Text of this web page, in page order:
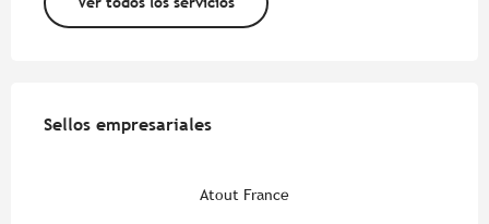
Sellos empresariales
Sellos empresariales
Atout France